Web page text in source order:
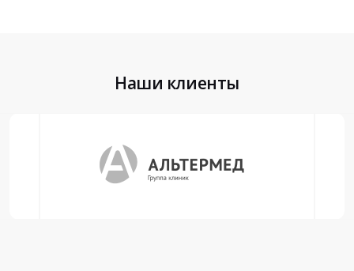
Наши клиенты